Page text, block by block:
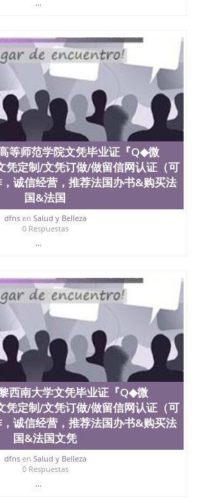
等师范学院文凭毕业证『Q◆微
定制/文凭订做/做留信网认证（可
诚信经营，推荐法国办书&购买法
国&法国
dfnsen Salud y Belleza
0 Respuestas
...
西南大学文凭毕业证『Q◆微
定制/文凭订做/做留信网认证（可
诚信经营，推荐法国办书&购买法
国&法国文凭
dfnsen Salud y Belleza
0 Respuestas
...